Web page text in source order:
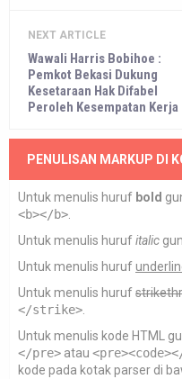
NEXT ARTICLE
Wawali Harris Bobihoe :
Pemkot Bekasi Dukung
Kesetaraan Hak Difabel
Peroleh Kesempatan Kerja
PENULISAN MARKUP DI
Untuk menulis huruf bold
<b></b>.
Untuk menulis hurufitalic
Untuk menulis huruf
Untuk menulis huruf
</strike>.
Untuk menulis kode HTML
</pre> atau
kode pada kotak parser di